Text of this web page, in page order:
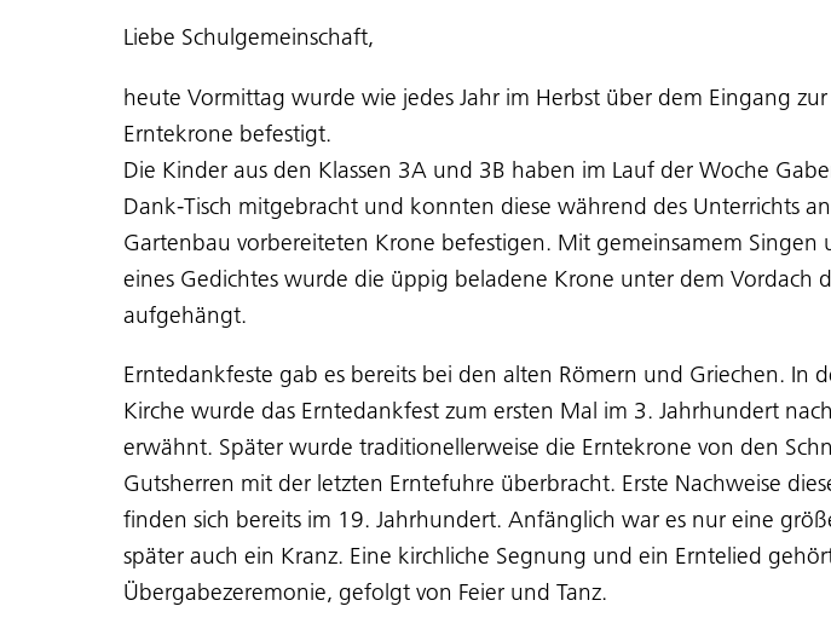
Liebe Schulgemeinschaft,
heute Vormittag wurde wie jedes Jahr im Herbst über dem Eingang
Erntekrone befestigt.
Die Kinder aus den Klassen 3A und 3B haben im Lauf der Woche
Dank-Tisch mitgebracht und konnten diese während des Unterrichts
Gartenbau vorbereiteten Krone befestigen. Mit gemeinsamem Singen
eines Gedichtes wurde die üppig beladene Krone unter dem Vordach
aufgehängt.
Erntedankfeste gab es bereits bei den alten Römern und Griechen. In
Kirche wurde das Erntedankfest zum ersten Mal im 3. Jahrhundert
erwähnt. Später wurde traditionellerweise die Erntekrone von den
Gutsherren mit der letzten Erntefuhre überbracht. Erste Nachweise
finden sich bereits im 19. Jahrhundert. Anfänglich war es nur eine
später auch ein Kranz. Eine kirchliche Segnung und ein Erntelied
Übergabezeremonie, gefolgt von Feier und Tanz.